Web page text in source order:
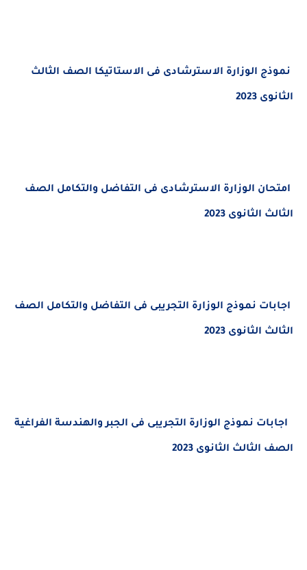
الوزارة الاسترشادى فى الاستاتيكاالصف الثالث
الوزارة الاسترشادى فى التفاضل والتكاملالصف
2023
نموذج الوزارة التجريبى فى التفاضل والتكامل الصف
2023
نموذج الوزارة التجريبى فى الجبر والهندسة الفراغية
الثانوى 2023